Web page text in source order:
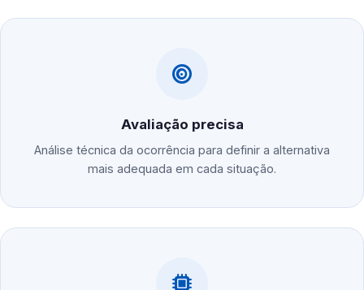
Avaliação precisa
Análise técnica da ocorrência para definir a alternativa
mais adequada em cada situação.